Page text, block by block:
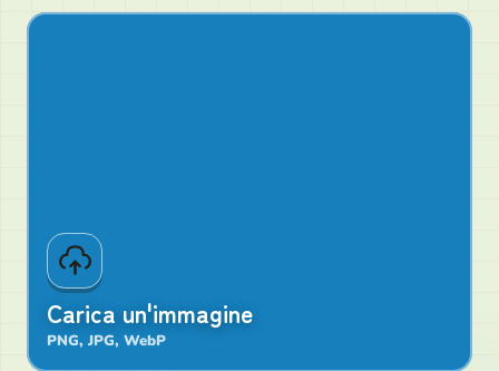
Carica un'immagine
PNG, JPG, WebP